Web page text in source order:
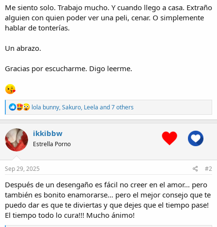
Me siento solo. Trabajo mucho. Y cuando llego a casa. Extraño
alguien con quien poder ver una peli, cenar. O simplemente
hablar de tonterías.
Un abrazo.
Gracias por escucharme. Digo leerme.
R
e
a
c
n
s
lola bunny,Sakuro, Leela and 7 others
ikkibbw
Estrella Porno
Sep 29, 2025 #2
Después de un desengaño es fácil no creer en el amor… pero
también es bonito enamorarse… pero el mejor consejo que te
puedo dar es que te diviertas y que dejes que el tiempo pase!
El tiempo todo lo cura!!! Mucho ánimo!